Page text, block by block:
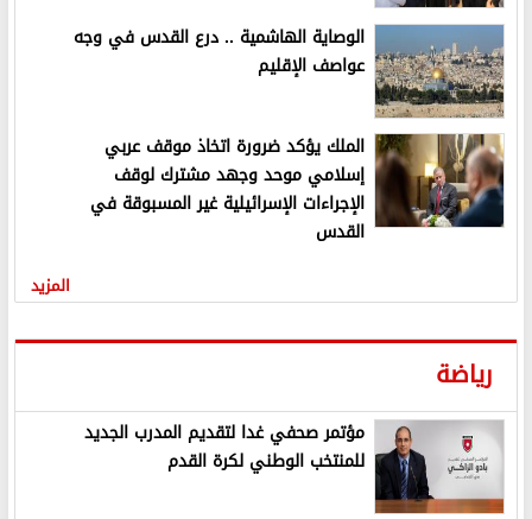
الوصاية الهاشمية .. درع القدس في وجه
عواصف الإقليم
الملك يؤكد ضرورة اتخاذ موقف عربي
إسلامي موحد وجهد مشترك لوقف
الإجراءات الإسرائيلية غير المسبوقة في
القدس
المزيد
رياضة
مؤتمر صحفي غدا لتقديم المدرب الجديد
للمنتخب الوطني لكرة القدم